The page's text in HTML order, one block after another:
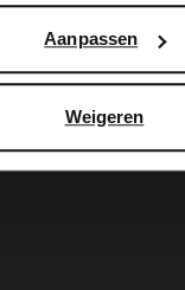
Aanpassen
Weigeren
AN
Mehr über My Manfield